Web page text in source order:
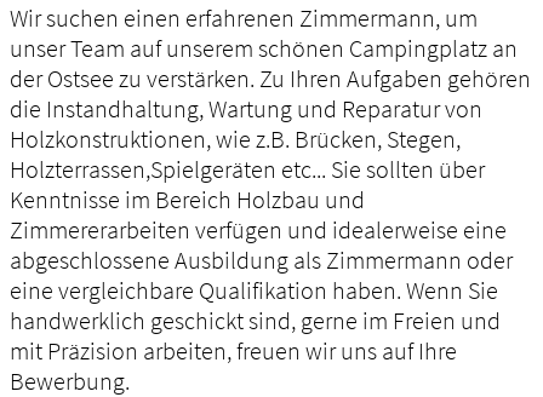
Wir suchen einen erfahrenen Zimmermann, um
unser Team auf unserem schönen Campingplatz an
der Ostsee zu verstärken. Zu Ihren Aufgaben gehören
die Instandhaltung, Wartung und Reparatur von
Holzkonstruktionen, wie z.B. Brücken, Stegen,
Holzterrassen,Spielgeräten etc... Sie sollten über
Kenntnisse im Bereich Holzbau und
Zimmererarbeiten verfügen und idealerweise eine
abgeschlossene Ausbildung als Zimmermann oder
eine vergleichbare Qualifikation haben. Wenn Sie
handwerklich geschickt sind, gerne im Freien und
mit Präzision arbeiten, freuen wir uns auf Ihre
Bewerbung.